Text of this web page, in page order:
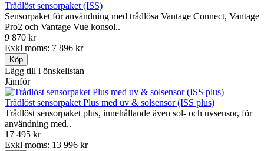
Trådlöst sensorpaket (ISS)
Sensorpaket för användning med trådlösa Vantage Connect, Vantage
Pro2 och Vantage Vue konsol..
9 870 kr
Exkl moms: 7 896 kr
Lägg till i önskelistan
Jämför
Trådlöst sensorpaket Plus med uv & solsensor (ISS plus)
Trådlöst sensorpaket plus, innehållande även sol- och uvsensor, för
användning med..
17 495 kr
Exkl moms: 13 996 kr